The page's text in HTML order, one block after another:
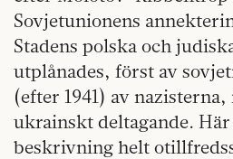
Sovjetunionens
Stadens polska och
utplånades, först av
(efter 1941) av
ukrainskt deltagande.
beskrivning helt